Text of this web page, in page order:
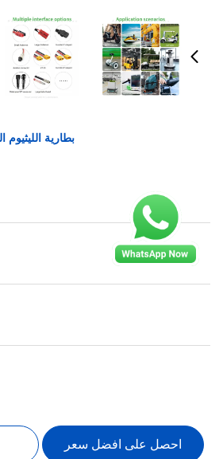
بطارية الليثيوم
احصل على افضل سعر